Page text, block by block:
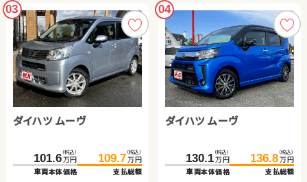
03
ダイハツ ムーヴ
101.6 （税込）
万円
車両本体価格
109.7 （税込）
万円
支払総額
04
ダイハツ ムーヴ
130.1 （税込）
万円
車両本体価格
136.8 （税込）
万円
支払総額